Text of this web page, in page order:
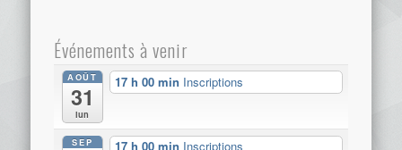
Événements à venir
AOÛT
31
lun
17 h 00 min Inscriptions
SEP 17 h 00 min Inscriptions